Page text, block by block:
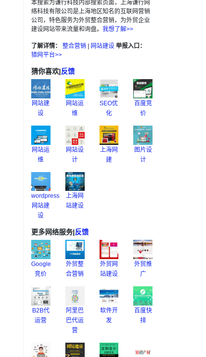
本搜索为谦行科技内部搜索页面，上海谦行网
络科技有限公司是上海地区知名的互联网营销
公司，特色服务为外贸整合营销，为外贸企业
建设网站带来流量和询盘。 我想了解>>
了解详情： 整合营销 网站建设 举报入口：
猎网平台>>
猜你喜欢|反馈
网站建
设
网站运
维
SEO优
化
百度竞
价
网站运
维
网站设
计
上海网
建
图片设
计
wordpress
网站建
设
上海网
站建设
更多网络服务|反馈
Google
竞价
外贸整
合营销
外贸网
站建设
外贸推
广
B2B代
运营
阿里巴
巴代运
营
软件开
发
百度快
排